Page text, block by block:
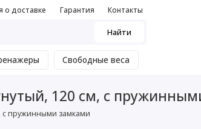
доставке Гарантия Контакты
Найти
Свободные веса
120 см, с
с пружинными замками